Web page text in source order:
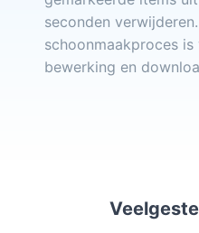
seconden
schoonmaakproces
bewerking en